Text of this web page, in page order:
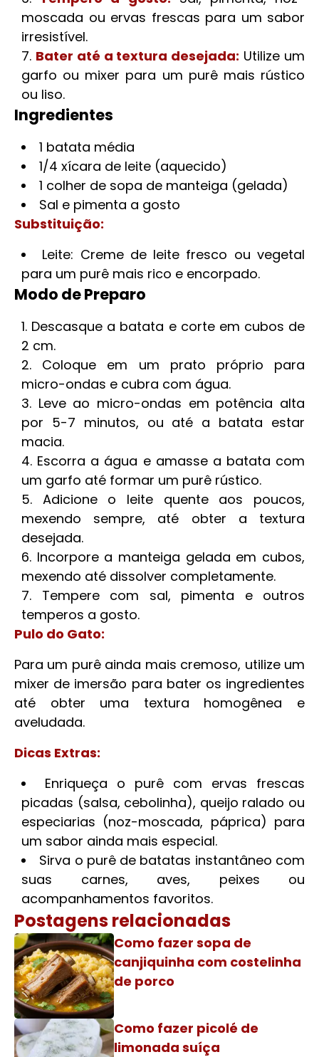
moscada ou ervas frescas para um sabor
irresistível.
Bater até a textura desejada: Utilize um
garfo ou mixer para um purê mais rústico
ou liso.
Ingredientes
1 batata média
1/4 xícara de leite (aquecido)
1 colher de sopa de manteiga (gelada)
Sal e pimenta a gosto
Substituição:
Leite: Creme de leite fresco ou vegetal
para um purê mais rico e encorpado.
Modo de Preparo
Descasque a batata e corte em cubos de
2 cm.
Coloque em um prato próprio para
micro-ondas e cubra com água.
Leve ao micro-ondas em potência alta
por 5-7 minutos, ou até a batata estar
macia.
Escorra a água e amasse a batata com
um garfo até formar um purê rústico.
Adicione o leite quente aos poucos,
mexendo sempre, até obter a textura
desejada.
Incorpore a manteiga gelada em cubos,
mexendo até dissolver completamente.
Tempere com sal, pimenta e outros
temperos a gosto.
Pulo do Gato:
Para um purê ainda mais cremoso, utilize um
mixer de imersão para bater os ingredientes
até obter uma textura homogênea e
aveludada.
Dicas Extras:
Enriqueça o purê com ervas frescas
picadas (salsa, cebolinha), queijo ralado ou
especiarias (noz-moscada, páprica) para
um sabor ainda mais especial.
Sirva o purê de batatas instantâneo com
suas carnes, aves, peixes ou
acompanhamentos favoritos.
Postagens relacionadas
Como fazer sopa de
canjiquinha com costelinha
de porco
Como fazer picolé de
limonada suíça